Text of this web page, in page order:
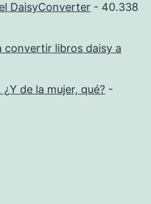
DaisyConverter - 40.338
convertir libros daisy a
de la mujer, qué? -